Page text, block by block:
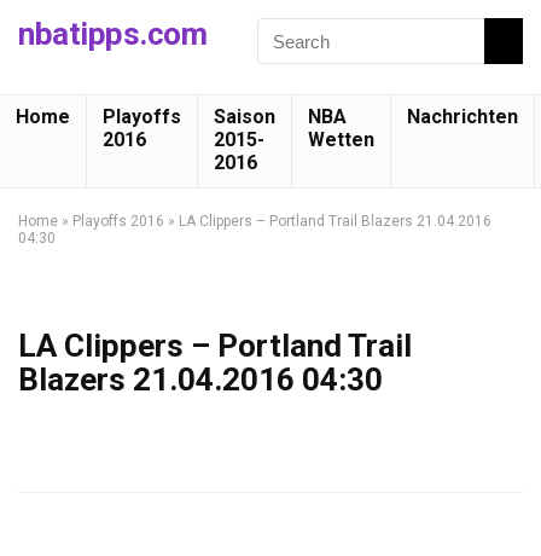
nbatipps.com
Home
Playoffs
2016
Saison
2015-
2016
NBA
Wetten
Nachrichten
Home » Playoffs 2016 » LA Clippers – Portland Trail Blazers 21.04.2016
04:30
LA Clippers – Portland Trail
Blazers 21.04.2016 04:30